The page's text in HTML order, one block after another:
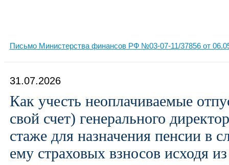
Письмо Министерства финансов РФ №03-07-11/37856 от
31.07.2026
Как учесть неоплачиваемые
свой счет) генерального
стаже для назначения пенсии в
ему страховых взносов исходя